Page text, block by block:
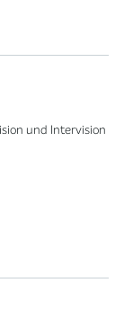
und Intervision